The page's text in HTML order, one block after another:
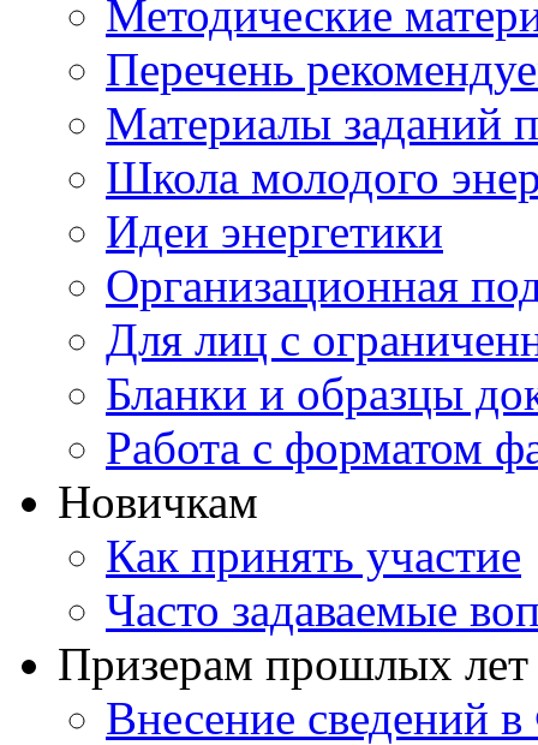
Методические
Перечень
Материалы заданий
Школа молодого
Идеи энергетики
Организационная
Для лиц с
Бланки и образцы
Работа с форматом
Новичкам
Как принять участие
Часто задаваемые
Призерам прошлых лет
Внесение